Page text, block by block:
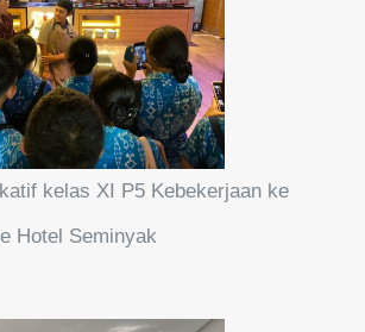
kelas XI P5 Kebekerjaan ke
Hotel Seminyak